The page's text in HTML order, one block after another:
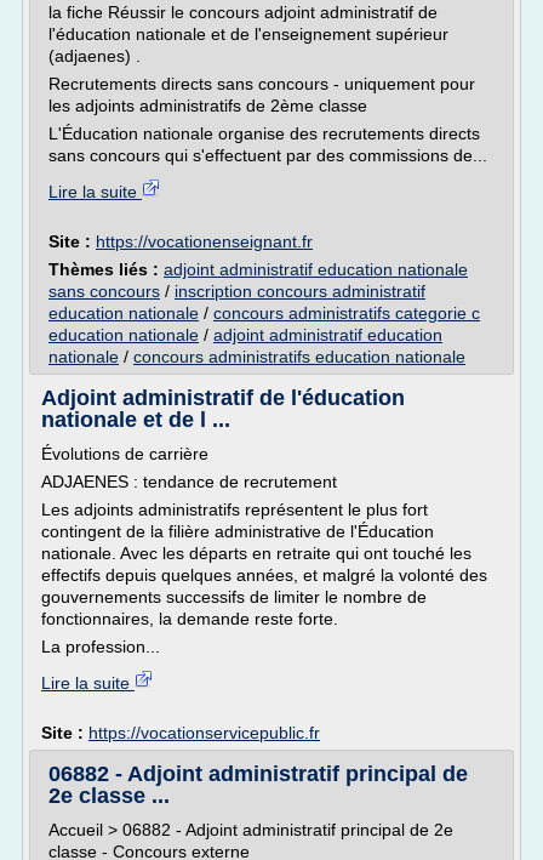
la fiche Réussir le concours adjoint administratif de
l'éducation nationale et de l'enseignement supérieur
(adjaenes) .
Recrutements directs sans concours - uniquement pour
les adjoints administratifs de 2ème classe
L'Éducation nationale organise des recrutements directs
sans concours qui s'effectuent par des commissions de...
Lire la suite
Site : https://vocationenseignant.fr
Thèmes liés : adjoint administratif education nationale
sans concours / inscription concours administratif
education nationale / concours administratifs categorie c
education nationale / adjoint administratif education
nationale / concours administratifs education nationale
Adjoint administratif de l'éducation
nationale et de l ...
Évolutions de carrière
ADJAENES : tendance de recrutement
Les adjoints administratifs représentent le plus fort
contingent de la filière administrative de l'Éducation
nationale. Avec les départs en retraite qui ont touché les
effectifs depuis quelques années, et malgré la volonté des
gouvernements successifs de limiter le nombre de
fonctionnaires, la demande reste forte.
La profession...
Lire la suite
Site : https://vocationservicepublic.fr
06882 - Adjoint administratif principal de
2e classe ...
Accueil > 06882 - Adjoint administratif principal de 2e
classe - Concours externe